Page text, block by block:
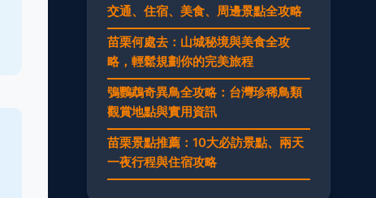
交通、住宿、美食、周邊景點全攻略
苗栗何處去：山城秘境與美食全攻
略，輕鬆規劃你的完美旅程
鴞鸚鵡奇異鳥全攻略：台灣珍稀鳥類
觀賞地點與實用資訊
苗栗景點推薦：10大必訪景點、兩天
一夜行程與住宿攻略